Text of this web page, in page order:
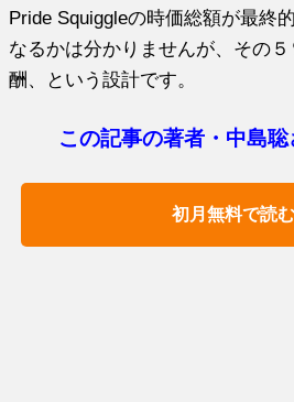
Pride Squiggleの時価総額が最終
なるかは分かりませんが、その
酬、という設計です。
この記事の著者・中島
初月無料で読む